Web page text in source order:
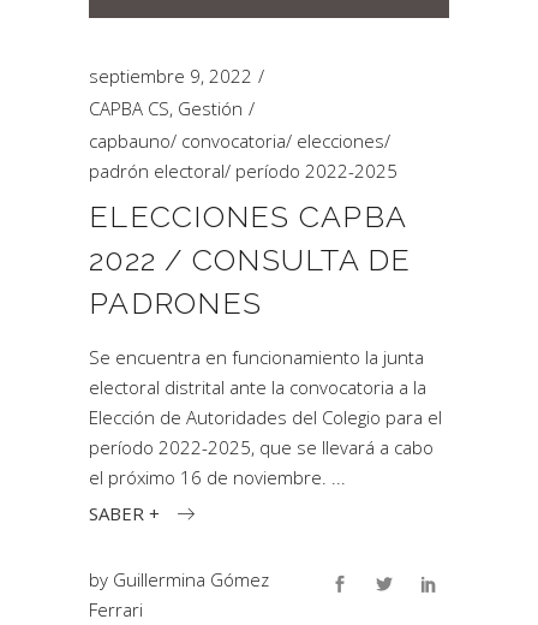
septiembre 9, 2022
CAPBA CS, Gestión
capbauno/ convocatoria/ elecciones/
padrón electoral/ período 2022-2025
ELECCIONES CAPBA
2022 / CONSULTA DE
PADRONES
Se encuentra en funcionamiento la junta
electoral distrital ante la convocatoria a la
Elección de Autoridades del Colegio para el
período 2022-2025, que se llevará a cabo
el próximo 16 de noviembre.
SABER +
by Guillermina Gómez
Ferrari